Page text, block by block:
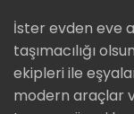
İster evden eve
taşımacılığı
ekipleri ile
modern araçlar